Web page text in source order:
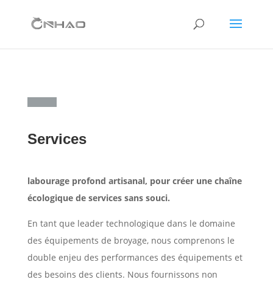
Services
labourage profond artisanal, pour créer une chaîne
écologique de services sans souci.
En tant que leader technologique dans le domaine
des équipements de broyage, nous comprenons le
double enjeu des performances des équipements et
des besoins des clients. Nous fournissons non